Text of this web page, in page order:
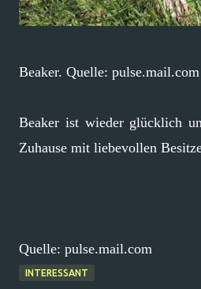
Beaker. Quelle: pulse.mail.com
Beaker ist wieder glücklich
Zuhause mit liebevollen
Quelle: pulse.mail.com
INTERESSANT